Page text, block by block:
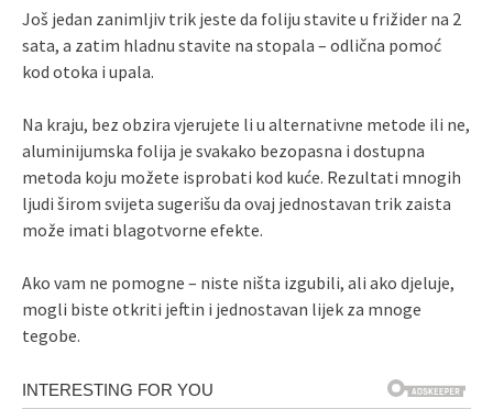
Još jedan zanimljiv trik jeste da foliju stavite u frižider na 2
sata, a zatim hladnu stavite na stopala – odlična pomoć
kod otoka i upala.
Na kraju, bez obzira vjerujete li u alternativne metode ili ne,
aluminijumska folija je svakako bezopasna i dostupna
metoda koju možete isprobati kod kuće. Rezultati mnogih
ljudi širom svijeta sugerišu da ovaj jednostavan trik zaista
može imati blagotvorne efekte.
Ako vam ne pomogne – niste ništa izgubili, ali ako djeluje,
mogli biste otkriti jeftin i jednostavan lijek za mnoge
tegobe.